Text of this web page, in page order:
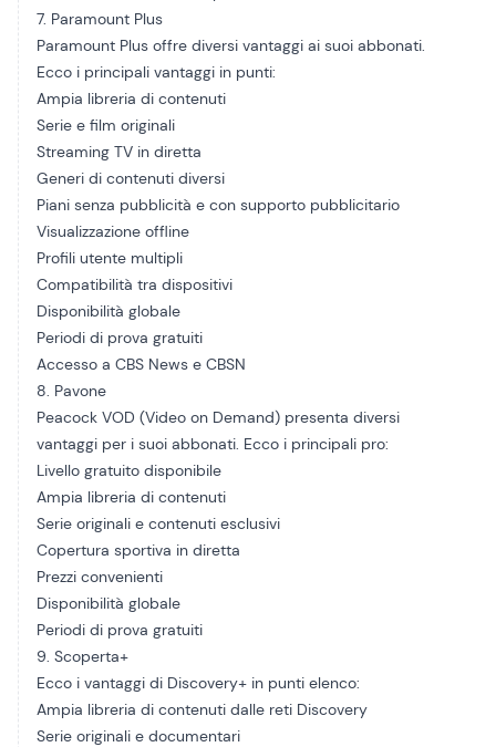
7. Paramount Plus
Paramount Plus offre diversi vantaggi ai suoi abbonati.
Ecco i principali vantaggi in punti:
Ampia libreria di contenuti
Serie e film originali
Streaming TV in diretta
Generi di contenuti diversi
Piani senza pubblicità e con supporto pubblicitario
Visualizzazione offline
Profili utente multipli
Compatibilità tra dispositivi
Disponibilità globale
Periodi di prova gratuiti
Accesso a CBS News e CBSN
8. Pavone
Peacock VOD (Video on Demand) presenta diversi
vantaggi per i suoi abbonati. Ecco i principali pro:
Livello gratuito disponibile
Ampia libreria di contenuti
Serie originali e contenuti esclusivi
Copertura sportiva in diretta
Prezzi convenienti
Disponibilità globale
Periodi di prova gratuiti
9. Scoperta+
Ecco i vantaggi di Discovery+ in punti elenco:
Ampia libreria di contenuti dalle reti Discovery
Serie originali e documentari